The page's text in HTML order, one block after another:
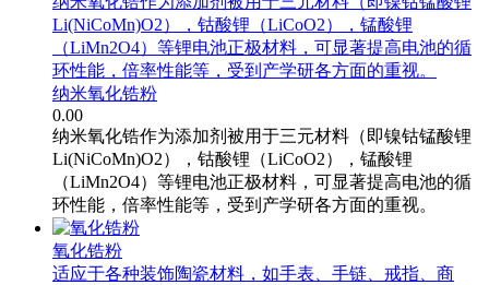
Li(NiCoMn)O2），钴酸锂（LiCoO2），锰酸锂
（LiMn2O4）等锂电池正极材料，可显著提高电池的循
环性能，倍率性能等，受到产学研各方面的重视。
纳米氧化锆粉
0.00
纳米氧化锆作为添加剂被用于三元材料（即镍钴锰酸锂
Li(NiCoMn)O2），钴酸锂（LiCoO2），锰酸锂
（LiMn2O4）等锂电池正极材料，可显著提高电池的循
环性能，倍率性能等，受到产学研各方面的重视。
氧化锆粉
适应于各种装饰陶瓷材料，如手表、手链、戒指、商